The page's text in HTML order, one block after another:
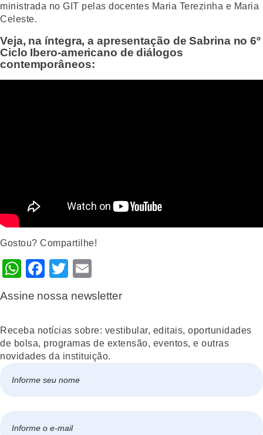
ministrada no GIT pelas docentes Maria Terezinha e Maria
Celeste.
Veja, na íntegra, a apresentação de Sabrina no 6º
Ciclo Ibero-americano de diálogos
contemporâneos:
Gostou? Compartilhe!
WhatsApp
Facebook
Twitter
Assine nossa newsletter
Receba notícias sobre: vestibular, editais, oportunidades
de bolsa, programas de extensão, eventos, e outras
novidades da instituição.
mail